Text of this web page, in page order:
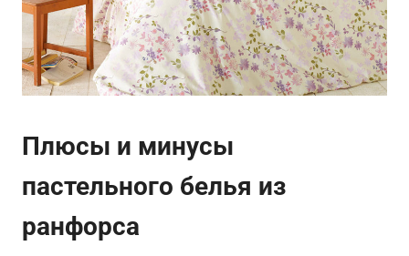
Плюсы и минусы
пастельного белья из
ранфорса